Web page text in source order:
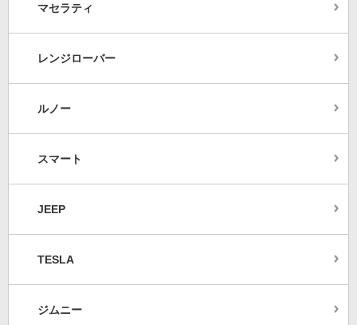
マセラティ
レンジローバー
ルノー
スマート
JEEP
TESLA
ジムニー